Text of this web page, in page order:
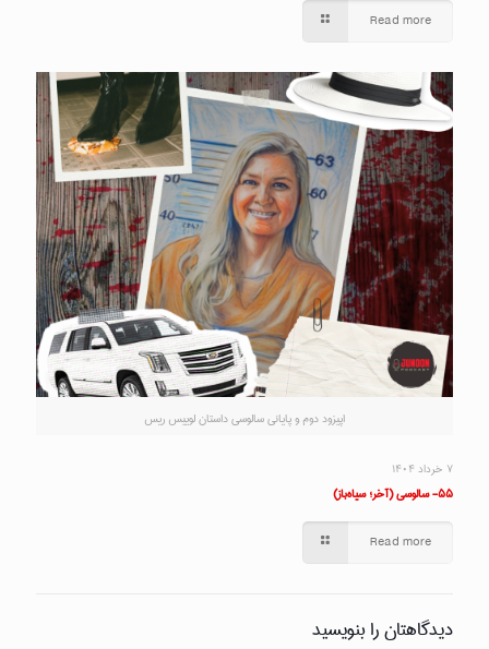
Read more
اپیزود دوم و پایانی سالوسی داستان لوییس ریس
۷ خرداد ۱۴۰۴
۵۵- سالوسی (آخر؛ سیاه‌باز)
Read more
دیدگاهتان را بنویسید